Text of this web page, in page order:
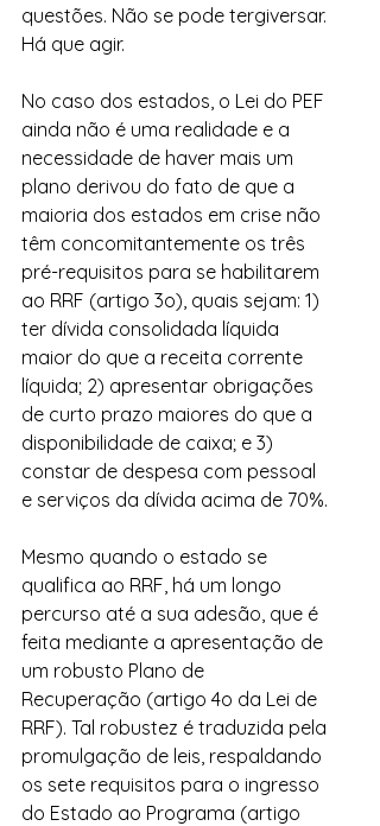
questões. Não se pode tergiversar.
Há que agir.
No caso dos estados, o Lei do PEF
ainda não é uma realidade e a
necessidade de haver mais um
plano derivou do fato de que a
maioria dos estados em crise não
têm concomitantemente os três
pré-requisitos para se habilitarem
ao RRF (artigo 3o), quais sejam: 1)
ter dívida consolidada líquida
maior do que a receita corrente
líquida; 2) apresentar obrigações
de curto prazo maiores do que a
disponibilidade de caixa; e 3)
constar de despesa com pessoal
e serviços da dívida acima de 70%.
Mesmo quando o estado se
qualifica ao RRF, há um longo
percurso até a sua adesão, que é
feita mediante a apresentação de
um robusto Plano de
Recuperação (artigo 4o da Lei de
RRF). Tal robustez é traduzida pela
promulgação de leis, respaldando
os sete requisitos para o ingresso
do Estado ao Programa (artigo